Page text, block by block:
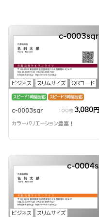
ビジネス スリムサイズ QRコード
c-0003sqr
スピード1時間対応 スピード3時間対応
c-0003sqr 100枚 3,080円
カラーバリエーション豊富！
ビジネス スリムサイズ
c-0004s